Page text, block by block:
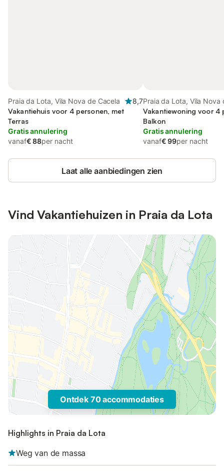
Praia da Lota, Vila Nova de Cacela
8,7
Vakantiehuis voor 4 personen, met
Terras
Gratis annulering
vanaf€ 88per nacht
Praia da Lota, Vila Nova
Vakantiewoning voor 4
Balkon
Gratis annulering
vanaf€ 99per nacht
Laat alle aanbiedingen zien
Vind Vakantiehuizen in Praia da Lota
Ontdek 70 accommodaties
Highlights in Praia da Lota
Weg van de massa